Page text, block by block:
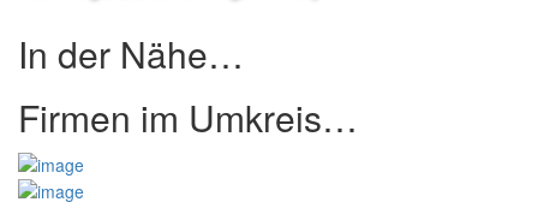
In der Nähe…
Firmen im Umkreis…